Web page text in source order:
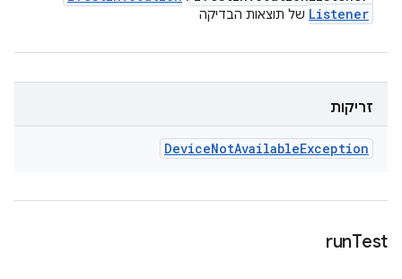
Listener של תוצאות הבדיקה
זריקות
DeviceNotAvailableException
runTest